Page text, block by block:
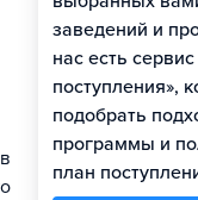
заведений и
нас есть
поступления»,
подобрать
программы и
план